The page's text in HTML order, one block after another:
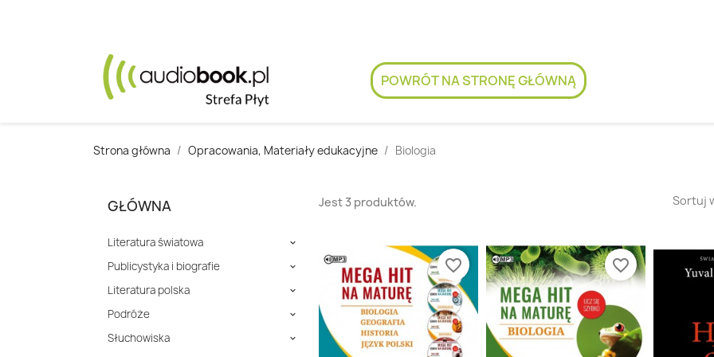
POWRÓT NA STRONĘ GŁÓWNĄ
Strona główna Opracowania, Materiały edukacyjne Biologia
GŁÓWNA
Literatura światowa 
Publicystyka i biografie 
Literatura polska 
Podróże 
Słuchowiska 
Jest 3 produktów. Sortuj
favorite_border favorite_border